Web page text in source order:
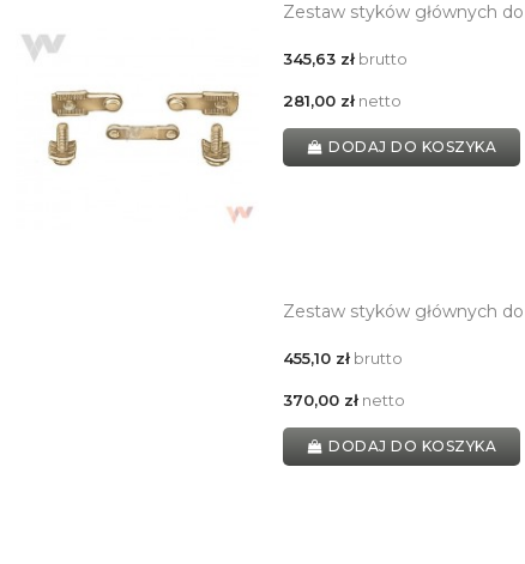
Zestaw styków głównych
345,63 złbrutto
281,00 złnetto
DODAJ DO KOSZYKA
Zestaw styków głównych
455,10 złbrutto
370,00 złnetto
DODAJ DO KOSZYKA